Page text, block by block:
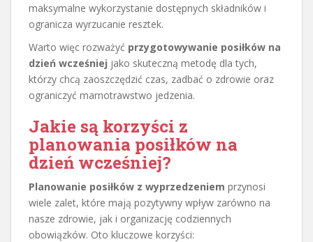
maksymalne wykorzystanie dostępnych składników i
ogranicza wyrzucanie resztek.
Warto więc rozważyć przygotowywanie posiłków na
dzień wcześniej jako skuteczną metodę dla tych,
którzy chcą zaoszczędzić czas, zadbać o zdrowie oraz
ograniczyć marnotrawstwo jedzenia.
Jakie są korzyści z
planowania posiłków na
dzień wcześniej?
Planowanie posiłków z wyprzedzeniem przynosi
wiele zalet, które mają pozytywny wpływ zarówno na
nasze zdrowie, jak i organizację codziennych
obowiązków. Oto kluczowe korzyści: